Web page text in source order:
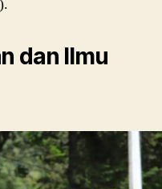
dan Ilmu